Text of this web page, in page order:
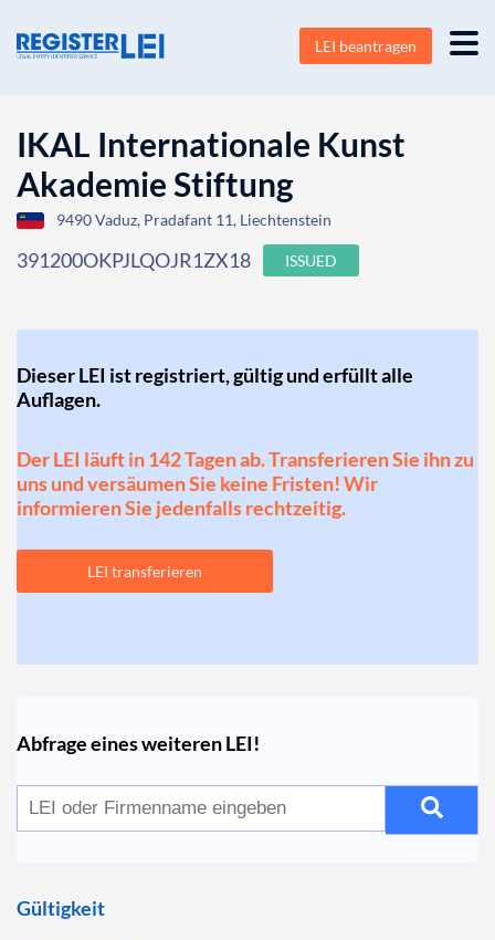
LEI beantragen
IKAL Internationale Kunst
Akademie Stiftung
9490 Vaduz, Pradafant 11, Liechtenstein
391200OKPJLQOJR1ZX18 ISSUED
Dieser LEI ist registriert, gültig und erfüllt alle
Auflagen.
Der LEI läuft in 142 Tagen ab. Transferieren Sie ihn zu
uns und versäumen Sie keine Fristen! Wir
informieren Sie jedenfalls rechtzeitig.
LEI transferieren
Abfrage eines weiteren LEI!
Gültigkeit